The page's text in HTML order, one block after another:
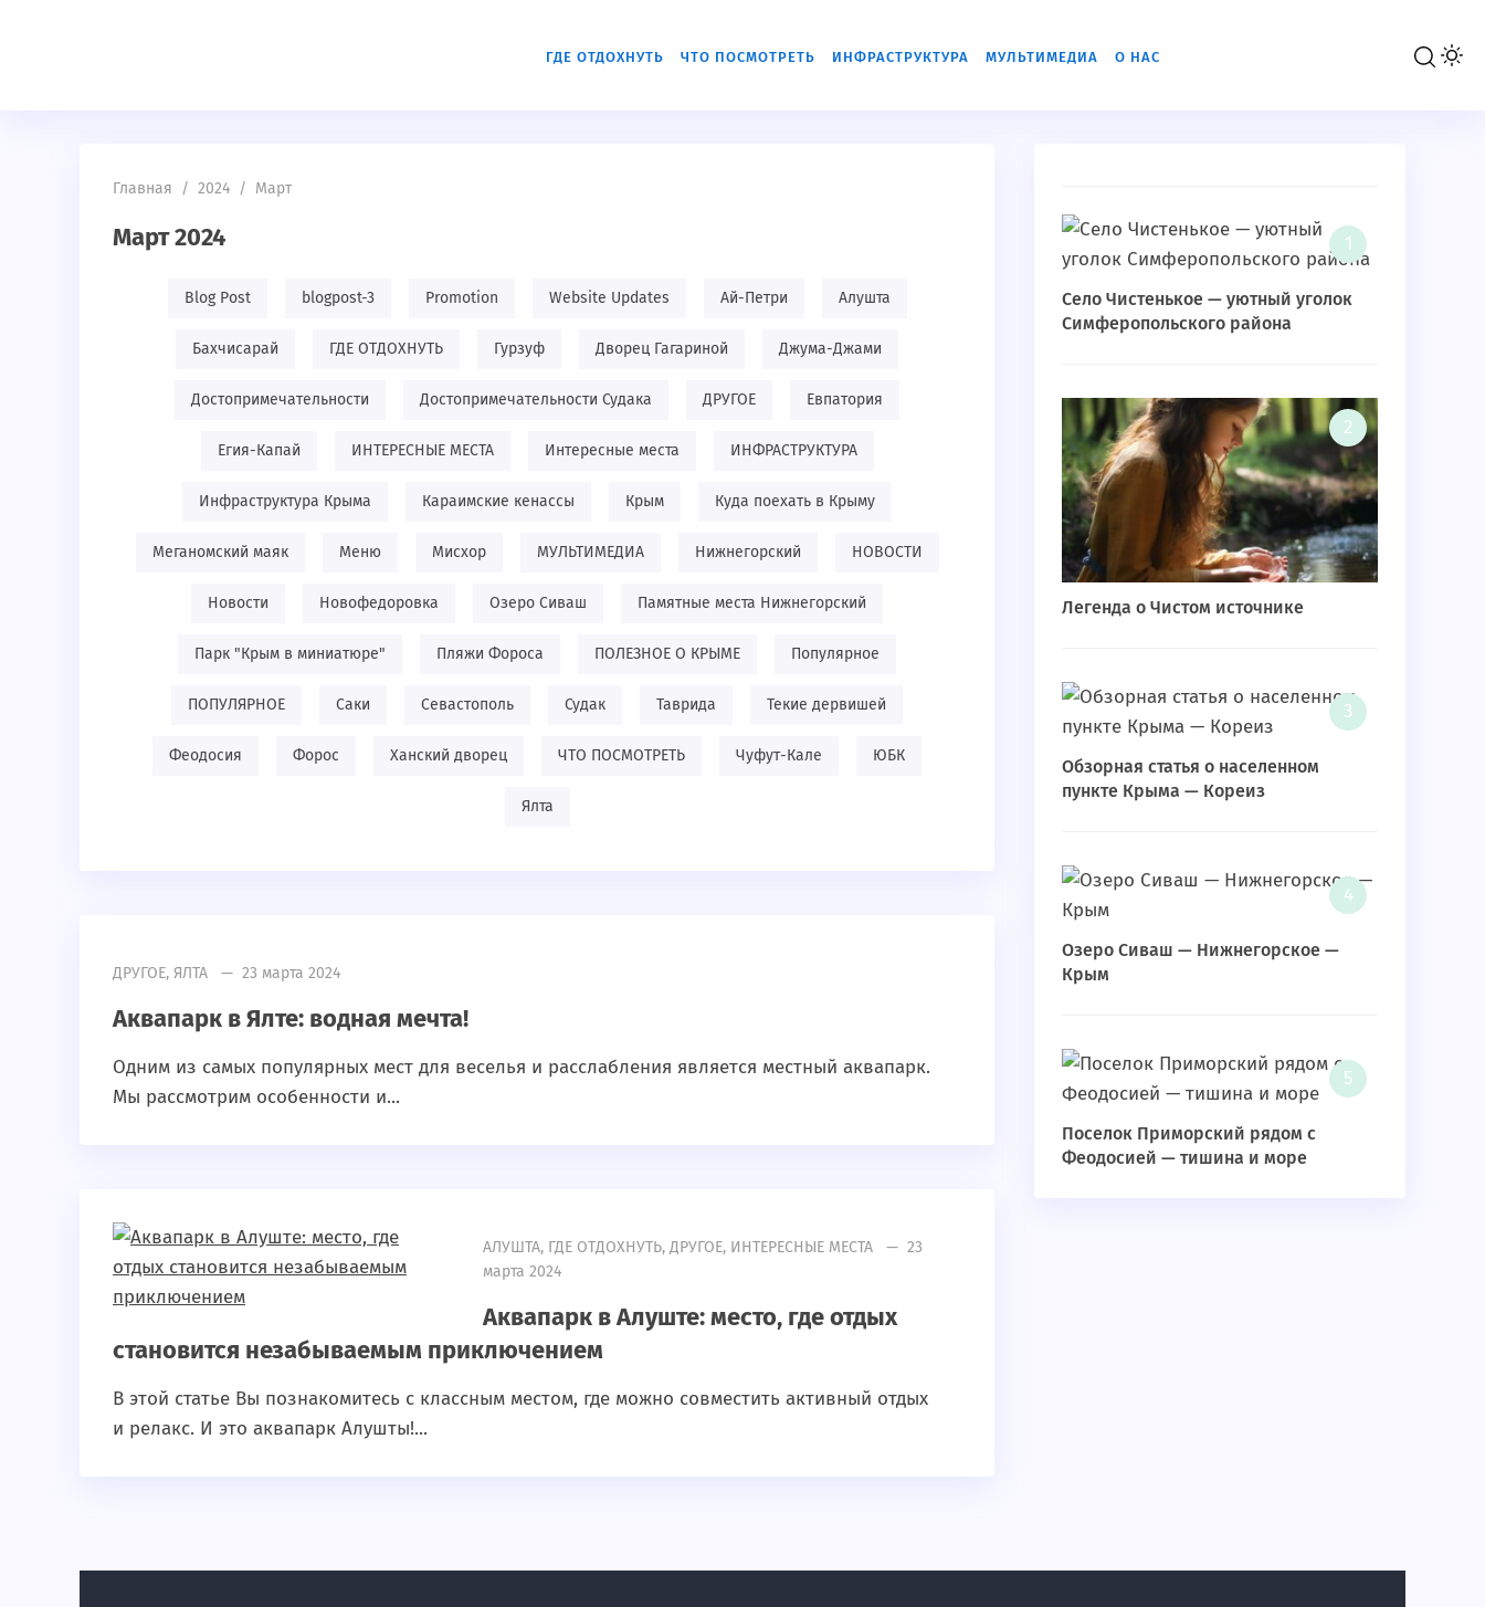
ГДЕ ОТДОХНУТЬ ЧТО ПОСМОТРЕТЬ ИНФРАСТРУКТУРА МУЛЬТИМЕДИА О НАС
Главная / 2024 / Март
Март 2024
Blog Post blogpost-3 Promotion Website Updates Ай-Петри Алушта
Бахчисарай ГДЕ ОТДОХНУТЬ Гурзуф Дворец Гагариной Джума-Джами
Достопримечательности Достопримечательности Судака ДРУГОЕ Евпатория
Егия-Капай ИНТЕРЕСНЫЕ МЕСТА Интересные места ИНФРАСТРУКТУРА
Инфраструктура Крыма Караимские кенассы Крым Куда поехать в Крыму
Меганомский маяк Меню Мисхор МУЛЬТИМЕДИА Нижнегорский НОВОСТИ
Новости Новофедоровка Озеро Сиваш Памятные места Нижнегорский
Парк "Крым в миниатюре" Пляжи Фороса ПОЛЕЗНОЕ О КРЫМЕ Популярное
ПОПУЛЯРНОЕ Саки Севастополь Судак Таврида Текие дервишей
Феодосия Форос Ханский дворец ЧТО ПОСМОТРЕТЬ Чуфут-Кале ЮБК
Ялта
ДРУГОЕ, ЯЛТА — 23 марта 2024
Аквапарк в Ялте: водная мечта!
Одним из самых популярных мест для веселья и расслабления является местный аквапарк.
Мы рассмотрим особенности и...
АЛУШТА, ГДЕ ОТДОХНУТЬ, ДРУГОЕ, ИНТЕРЕСНЫЕ МЕСТА — 23
марта 2024
Аквапарк в Алуште: место, где отдых
становится незабываемым приключением
В этой статье Вы познакомитесь с классным местом, где можно совместить активный отдых
и релакс. И это аквапарк Алушты!...
Село Чистенькое — уютный уголок
Симферопольского района
Легенда о Чистом источнике
Обзорная статья о населенном
пункте Крыма — Кореиз
Озеро Сиваш — Нижнегорское —
Крым
Поселок Приморский рядом с
Феодосией — тишина и море